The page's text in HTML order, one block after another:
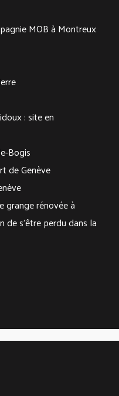
MOBà Montreux
: site en
Bogis
de Genève
grange rénovée à
de s’être perdu dans la